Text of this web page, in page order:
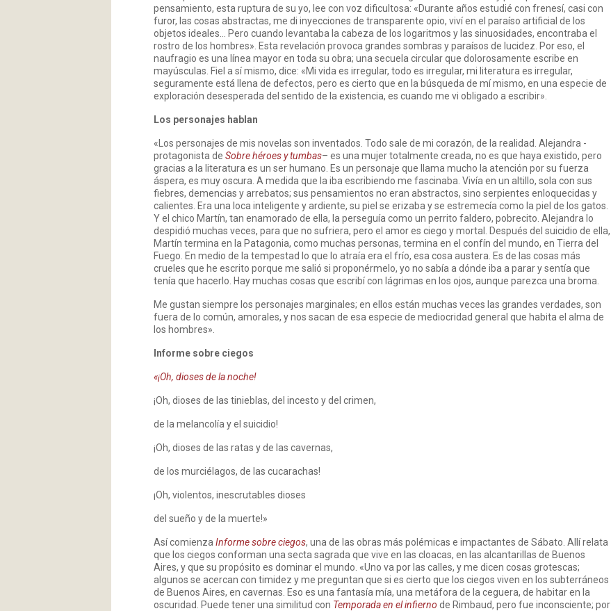
pensamiento, esta ruptura de su yo, lee con voz dificultosa: «Durante años estudié con frenesí, casi con
furor, las cosas abstractas, me di inyecciones de transparente opio, viví en el paraíso artificial de los
objetos ideales… Pero cuando levantaba la cabeza de los logaritmos y las sinuosidades, encontraba el
rostro de los hombres». Esta revelación provoca grandes sombras y paraísos de lucidez. Por eso, el
naufragio es una línea mayor en toda su obra; una secuela circular que dolorosamente escribe en
mayúsculas. Fiel a sí mismo, dice: «Mi vida es irregular, todo es irregular, mi literatura es irregular,
seguramente está llena de defectos, pero es cierto que en la búsqueda de mí mismo, en una especie de
exploración desesperada del sentido de la existencia, es cuando me vi obligado a escribir».
Los personajes hablan
«Los personajes de mis novelas son inventados. Todo sale de mi corazón, de la realidad. Alejandra -
protagonista de Sobre héroes y tumbas– es una mujer totalmente creada, no es que haya existido, pero
gracias a la literatura es un ser humano. Es un personaje que llama mucho la atención por su fuerza
áspera, es muy oscura. A medida que la iba escribiendo me fascinaba. Vivía en un altillo, sola con sus
fiebres, demencias y arrebatos; sus pensamientos no eran abstractos, sino serpientes enloquecidas y
calientes. Era una loca inteligente y ardiente, su piel se erizaba y se estremecía como la piel de los gatos.
Y el chico Martín, tan enamorado de ella, la perseguía como un perrito faldero, pobrecito. Alejandra lo
despidió muchas veces, para que no sufriera, pero el amor es ciego y mortal. Después del suicidio de ella,
Martín termina en la Patagonia, como muchas personas, termina en el confín del mundo, en Tierra del
Fuego. En medio de la tempestad lo que lo atraía era el frío, esa cosa austera. Es de las cosas más
crueles que he escrito porque me salió si proponérmelo, yo no sabía a dónde iba a parar y sentía que
tenía que hacerlo. Hay muchas cosas que escribí con lágrimas en los ojos, aunque parezca una broma.
Me gustan siempre los personajes marginales; en ellos están muchas veces las grandes verdades, son
fuera de lo común, amorales, y nos sacan de esa especie de mediocridad general que habita el alma de
los hombres».
Informe sobre ciegos
«¡Oh, dioses de la noche!
¡Oh, dioses de las tinieblas, del incesto y del crimen,
de la melancolía y el suicidio!
¡Oh, dioses de las ratas y de las cavernas,
de los murciélagos, de las cucarachas!
¡Oh, violentos, inescrutables dioses
del sueño y de la muerte!»
Así comienza Informe sobre ciegos, una de las obras más polémicas e impactantes de Sábato. Allí relata
que los ciegos conforman una secta sagrada que vive en las cloacas, en las alcantarillas de Buenos
Aires, y que su propósito es dominar el mundo. «Uno va por las calles, y me dicen cosas grotescas;
algunos se acercan con timidez y me preguntan que si es cierto que los ciegos viven en los subterráneos
de Buenos Aires, en cavernas. Eso es una fantasía mía, una metáfora de la ceguera, de habitar en la
oscuridad. Puede tener una similitud con Temporada en el infierno de Rimbaud, pero fue inconsciente; por